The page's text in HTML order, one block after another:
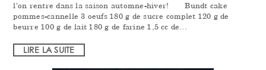
l’on rentre dans la saison automne-hiver! Bundt cake
pommes-cannelle 3 oeufs 180 g de sucre complet 120 g de
beurre 100 g de lait 180 g de farine 1,5 cc de…
LIRE LA SUITE